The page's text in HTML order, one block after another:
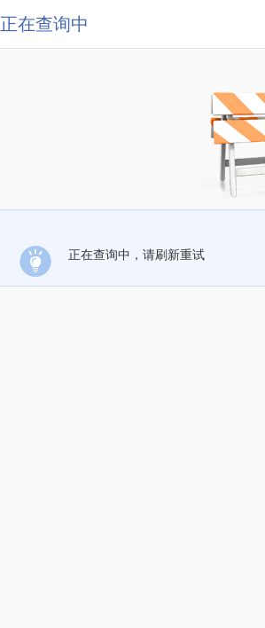
正在查询中
正在查询中，请刷新重试